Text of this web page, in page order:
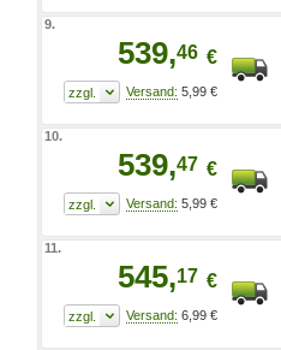
9.
539,46 €
5,99 €
10.
539,47 €
5,99 €
11.
545,17 €
6,99 €